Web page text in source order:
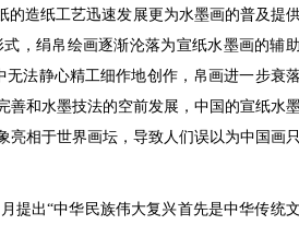
的造纸工艺迅速发展更为水墨画的普及提
，绢帛绘画逐渐沦落为宣纸水墨画的辅
法静心精工细作地创作，帛画进一步衰
善和水墨技法的空前发展，中国的宣纸水
亮相于世界画坛，导致人们误以为中国画
提出“中华民族伟大复兴首先是中华传统